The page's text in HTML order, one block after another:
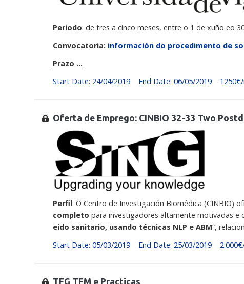
Periodo: de tres a cinco meses, entre o 1 de xuño eo
Convocatoria: información do procedimento de
Prazo …
Start Date: 24/04/2019
End Date: 06/05/2019
Oferta de Emprego: CINBIO 32-33 Two
Perfil: O Centro de Investigación Biomédica (CINBIO)
completo para investigadores altamente motivadas e
eido sanitario, usando técnicas NLP e ABM“,
Start Date: 05/03/2019
End Date: 25/03/2019
TFG TFM e Practicas